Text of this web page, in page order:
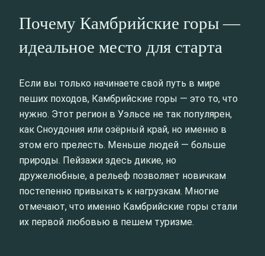
Почему Камбрийские горы —
идеальное место для старта
Если вы только начинаете свой путь в мире
пеших походов, Камбрийские горы — это то, что
нужно. Этот регион в Уэльсе не так популярен,
как Сноудония или озёрный край, но именно в
этом его прелесть. Меньше людей — больше
природы. Пейзажи здесь дикие, но
дружелюбные, а рельеф позволяет новичкам
постепенно привыкать к нагрузкам. Многие
отмечают, что именно Камбрийские горы стали
их первой любовью в пешем туризме.